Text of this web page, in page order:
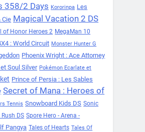
358/2 Days Kororinpa Les
Cie Magical Vacation 2 DS
of Honor Heroes 2 MegaMan 10
: World Circuit Monster Hunter G
Phoenix Wright : Ace Attorney
Soul Silver Pokémon Ecarlate et
Prince of Persia : Les Sables
Secret of Mana : Heroes of
Tennis Snowboard Kids DS Sonic
DS Spore Hero - Arena -
Pangya Tales of Hearts Tales Of